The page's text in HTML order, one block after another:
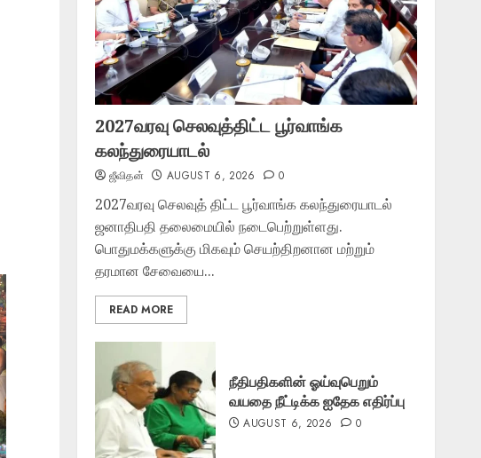
2027வரவு செலவுத்திட்ட பூர்வாங்க
கலந்துரையாடல்
ஜீவிதன் AUGUST 6, 2026 0
2027வரவு செலவுத் திட்ட பூர்வாங்க கலந்துரையாடல்
ஜனாதிபதி தலைமையில் நடைபெற்றுள்ளது.
பொதுமக்களுக்கு மிகவும் செயற்திறனான மற்றும்
தரமான சேவையை...
READ MORE
நீதிபதிகளின் ஓய்வுபெறும்
வயதை நீட்டிக்க ஐதேக எதிர்ப்பு
AUGUST 6, 2026 0